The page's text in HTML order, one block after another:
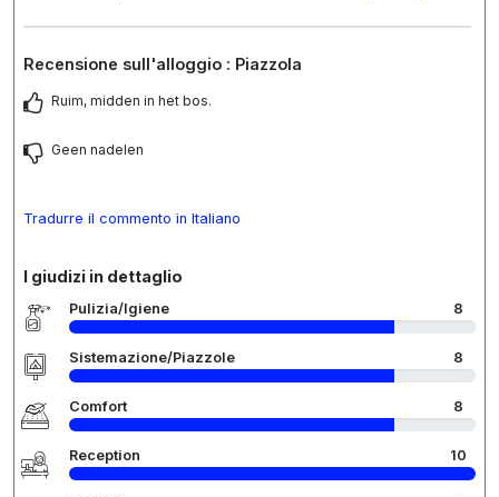
Recensione sull'alloggio : Piazzola
Ruim, midden in het bos.
Geen nadelen
Tradurre il commento in Italiano
I giudizi in dettaglio
Pulizia/Igiene 8
Sistemazione/Piazzole 8
Comfort 8
Reception 10